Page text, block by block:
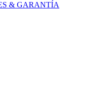
& GARANTÍA